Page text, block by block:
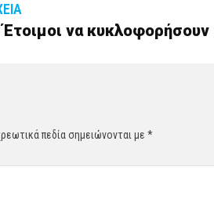
Έτοιμοι να
πεδία σημειώνονται με *